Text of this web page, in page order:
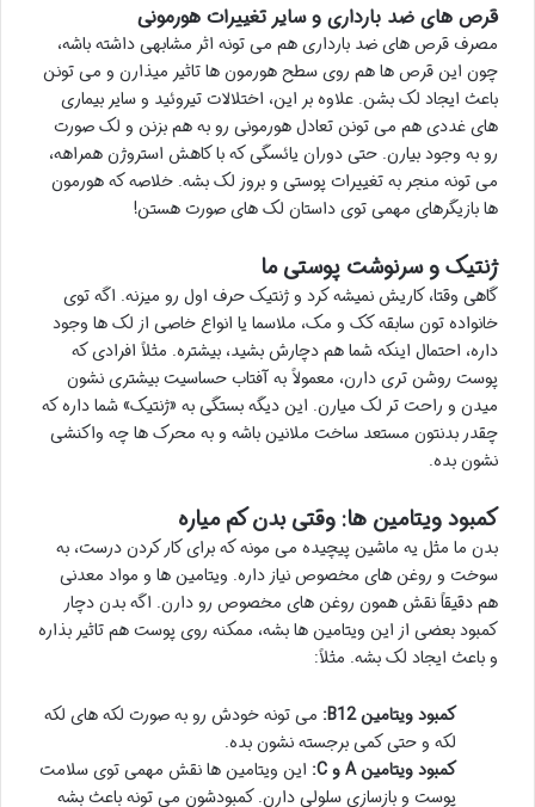
قرص های ضد بارداری و سایر تغییرات هورمونی
مصرف قرص های ضد بارداری هم می تونه اثر مشابهی داشته باشه،
چون این قرص ها هم روی سطح هورمون ها تاثیر میذارن و می تونن
باعث ایجاد لک بشن. علاوه بر این، اختلالات تیروئید و سایر بیماری
های غددی هم می تونن تعادل هورمونی رو به هم بزنن و لک صورت
رو به وجود بیارن. حتی دوران یائسگی که با کاهش استروژن همراهه،
می تونه منجر به تغییرات پوستی و بروز لک بشه. خلاصه که هورمون
ها بازیگرهای مهمی توی داستان لک های صورت هستن!
ژنتیک و سرنوشت پوستی ما
گاهی وقتا، کاریش نمیشه کرد و ژنتیک حرف اول رو میزنه. اگه توی
خانواده تون سابقه کک و مک، ملاسما یا انواع خاصی از لک ها وجود
داره، احتمال اینکه شما هم دچارش بشید، بیشتره. مثلاً افرادی که
پوست روشن تری دارن، معمولاً به آفتاب حساسیت بیشتری نشون
میدن و راحت تر لک میارن. این دیگه بستگی به «ژنتیک» شما داره که
چقدر بدنتون مستعد ساخت ملانین باشه و به محرک ها چه واکنشی
نشون بده.
کمبود ویتامین ها: وقتی بدن کم میاره
بدن ما مثل یه ماشین پیچیده می مونه که برای کار کردن درست، به
سوخت و روغن های مخصوص نیاز داره. ویتامین ها و مواد معدنی
هم دقیقاً نقش همون روغن های مخصوص رو دارن. اگه بدن دچار
کمبود بعضی از این ویتامین ها بشه، ممکنه روی پوست هم تاثیر بذاره
و باعث ایجاد لک بشه. مثلاً:
کمبود ویتامین B12:
می تونه خودش رو به صورت لکه های لکه
لکه و حتی کمی برجسته نشون بده.
کمبود ویتامین A و C:
این ویتامین ها نقش مهمی توی سلامت
پوست و بازسازی سلولی دارن. کمبودشون می تونه باعث بشه